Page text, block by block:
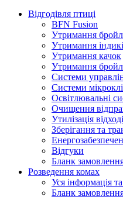
Відгодівля птиці
BFN Fusion
Утримання
Утримання
Утримання качок
Утримання
Системи
Системи
Освітлювальні
Очищення
Утилізація
Зберігання та
Відгуки
Бланк
Розведення комах
Уся інформація
Бланк